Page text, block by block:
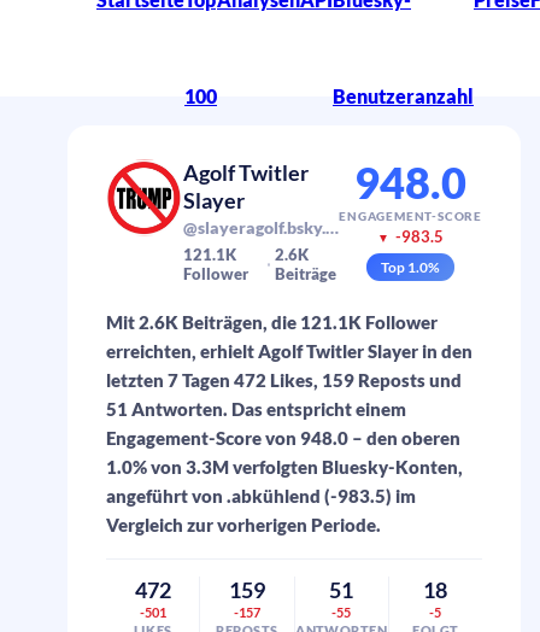
100 Benutzeranzahl
Agolf Twitler
Slayer
@slayeragolf.bsky.social
121.1K
Follower
2.6K
Beiträge
948.0
ENGAGEMENT-SCORE
▼ -983.5
Top 1.0%
Mit 2.6K Beiträgen, die 121.1K Follower
erreichten, erhielt Agolf Twitler Slayer in den
letzten 7 Tagen 472 Likes, 159 Reposts und
51 Antworten. Das entspricht einem
Engagement-Score von 948.0 – den oberen
1.0% von 3.3M verfolgten Bluesky-Konten,
angeführt von .abkühlend (-983.5) im
Vergleich zur vorherigen Periode.
472
-501
159
-157
51
-55
18
-5